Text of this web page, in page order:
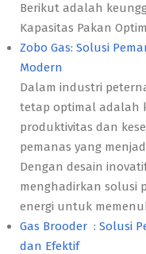
Berikut adalah
Kapasitas Pakan
Zobo Gas: Solusi
Modern
Dalam industri
tetap optimal adalah
produktivitas dan
pemanas yang
Dengan desain
menghadirkan solusi
energi untuk
Gas Brooder : Solusi
dan Efektif